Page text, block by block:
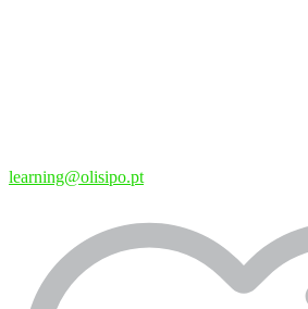
learning@olisipo.pt